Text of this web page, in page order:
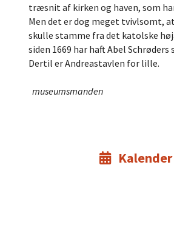
træsnit af kirken og haven, som
Men det er dog meget tvivlsomt,
skulle stamme fra det katolske
siden 1669 har haft Abel Schrøders
Dertil er Andreastavlen for lille.
museumsmanden
Kalender